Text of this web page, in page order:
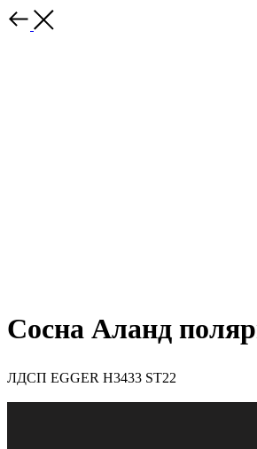
Сосна Аланд
ЛДСП EGGER H3433 ST22